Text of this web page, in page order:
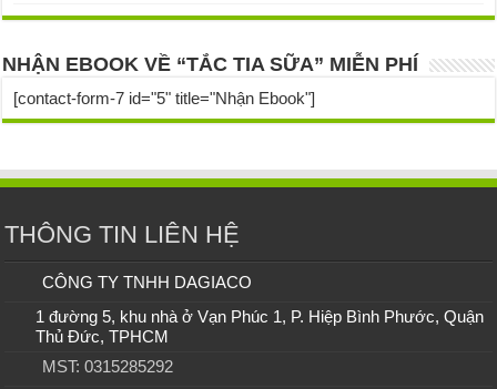
NHẬN EBOOK VỀ “TẮC TIA SỮA” MIỄN PHÍ
[contact-form-7 id="5" title="Nhận Ebook"]
THÔNG TIN LIÊN HỆ
CÔNG TY TNHH DAGIACO
1 đường 5, khu nhà ở Vạn Phúc 1, P. Hiệp Bình Phước, Quận
Thủ Đức, TPHCM
MST: 0315285292